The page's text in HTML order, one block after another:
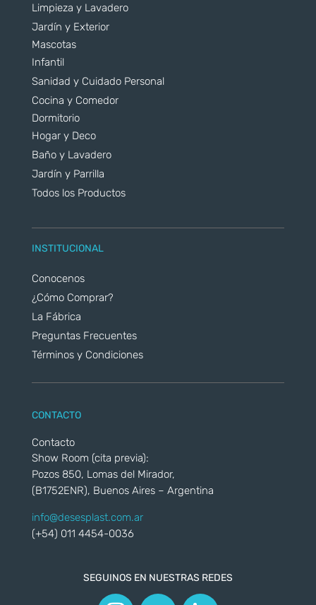
Limpieza y Lavadero
Jardín y Exterior
Mascotas
Infantil
Sanidad y Cuidado Personal
Cocina y Comedor
Dormitorio
Hogar y Deco
Baño y Lavadero
Jardín y Parrilla
Todos los Productos
INSTITUCIONAL
Conocenos
¿Cómo Comprar?
La Fábrica
Preguntas Frecuentes
Términos y Condiciones
CONTACTO
Contacto
Show Room (cita previa):
Pozos 850, Lomas del Mirador,
(B1752ENR), Buenos Aires – Argentina
info@desesplast.com.ar
(+54) 011 4454-0036
SEGUINOS EN NUESTRAS REDES